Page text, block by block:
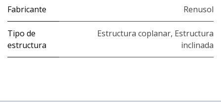
Fabricante Renusol
Tipo de
estructura
Estructura coplanar, Estructura
inclinada